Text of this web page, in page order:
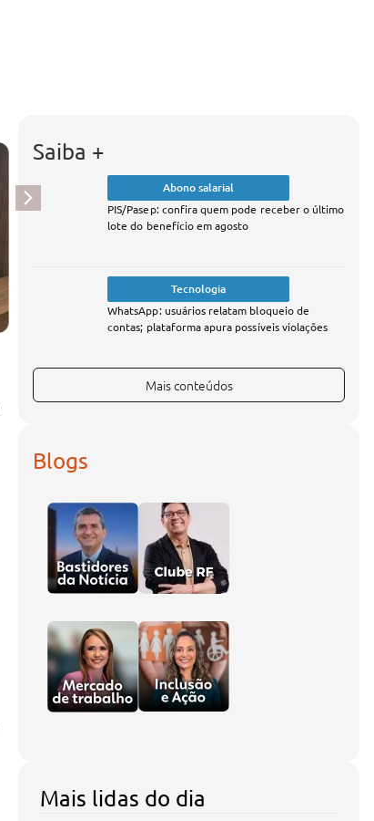
três vereadores com
cargos em secretarias da
Saiba +
Abono salarial
PIS/Pasep: confira quem pode receber o último
lote do benefício em agosto
Tecnologia
WhatsApp: usuários relatam bloqueio de
contas; plataforma apura possíveis violações
Mais conteúdos
Blogs
Mais lidas do dia